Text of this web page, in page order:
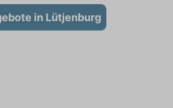
in Lütjenburg